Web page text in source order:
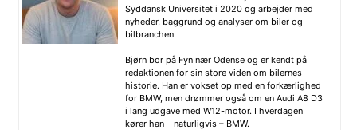
Syddansk Universitet i 2020 og arbejder med
nyheder, baggrund og analyser om biler og
bilbranchen.
Bjørn bor på Fyn nær Odense og er kendt på
redaktionen for sin store viden om bilernes
historie. Han er vokset op med en forkærlighed
for BMW, men drømmer også om en Audi A8 D3
i lang udgave med W12-motor. I hverdagen
kører han – naturligvis – BMW.